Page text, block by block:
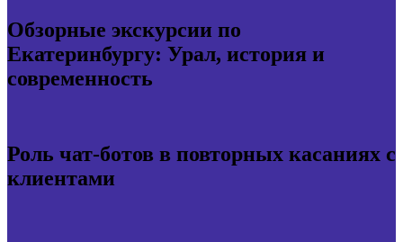
Обзорные экскурсии по
Екатеринбургу: Урал, история и
современность
Роль чат-ботов в повторных касаниях с
клиентами